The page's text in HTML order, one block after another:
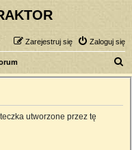
Zaloguj się
Zarejestruj się
z
utworzone przez tę